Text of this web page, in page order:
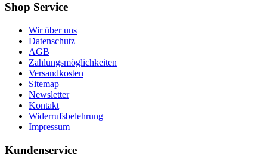
Shop Service
Wir über uns
Datenschutz
AGB
Zahlungsmöglichkeiten
Versandkosten
Sitemap
Newsletter
Kontakt
Widerrufsbelehrung
Impressum
Kundenservice